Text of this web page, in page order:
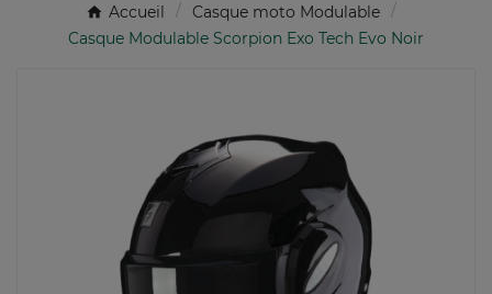
Accueil
Casque moto Modulable
Casque Modulable Scorpion Exo Tech Evo Noir